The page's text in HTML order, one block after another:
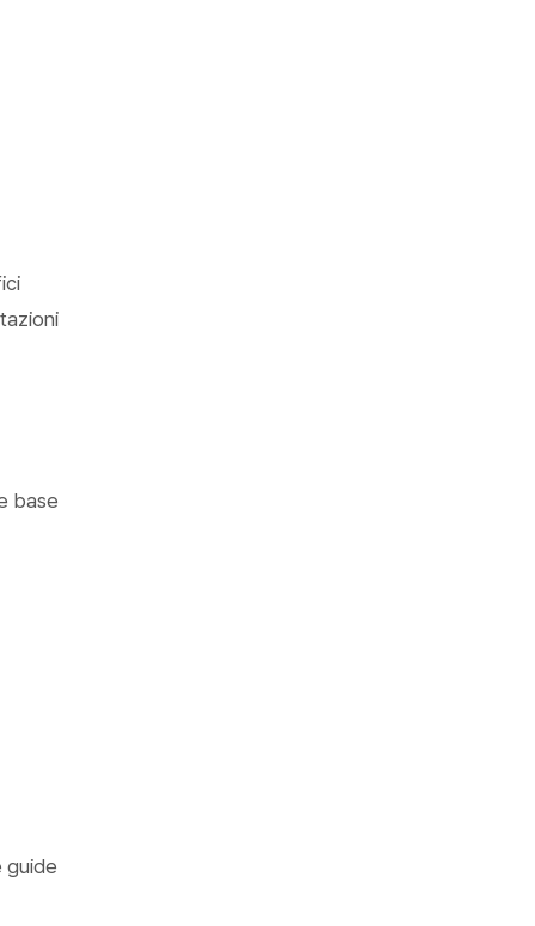
base
guide